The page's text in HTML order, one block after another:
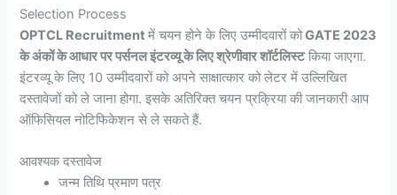
Selection Process
OPTCL Recruitmentमें चयन होने के लिए उम्मीदवारों कोGATE 2023
के अंकों के आधार पर पर्सनल इंटरव्यू के लिए श्रेणीवार शॉर्टलिस्टकिया जाएगा.
इंटरव्यू के लिए 10 उम्मीदवारों को अपने साक्षात्कार को लेटर में उल्लिखित
दस्तावेजों को ले जाना होगा. इसके अतिरिक्त चयन प्रक्रिया की जानकारी आप
ऑफिसियल नोटिफिकेशन से ले सकते हैं.
आवश्यक दस्तावेज
जन्म तिथि प्रमाण पत्र